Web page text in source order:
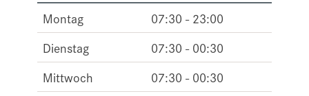
Montag
07:30 - 23:00
Dienstag
07:30 - 00:30
Mittwoch
07:30 - 00:30